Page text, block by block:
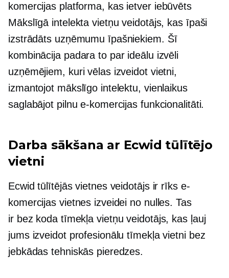
komercijas platforma, kas ietver iebūvēts
Mākslīgā intelekta vietņu veidotājs, kas īpaši
izstrādāts uzņēmumu īpašniekiem. Šī
kombinācija padara to par ideālu izvēli
uzņēmējiem, kuri vēlas izveidot vietni,
izmantojot mākslīgo intelektu, vienlaikus
saglabājot pilnu e-komercijas funkcionalitāti.
Darba sākšana ar Ecwid tūlītējo
vietni
Ecwid tūlītējās vietnes veidotājs ir rīks e-
komercijas vietnes izveidei no nulles. Tas
ir bez kodatīmekļa vietņu veidotājs, kas ļauj
jums izveidot profesionālu tīmekļa vietni bez
jebkādas tehniskās pieredzes.